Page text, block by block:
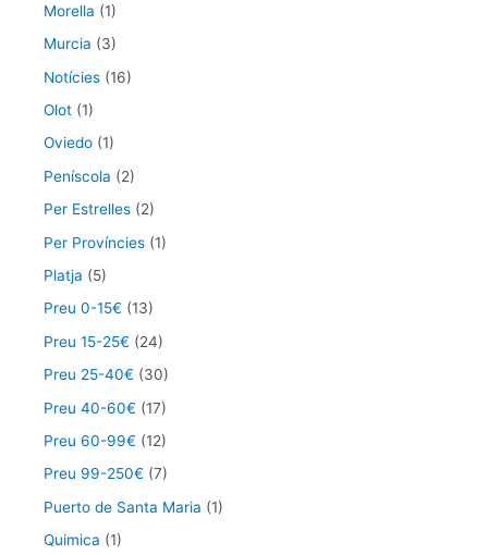
Morella (1)
Murcia (3)
Notícies (16)
Olot (1)
Oviedo (1)
Peníscola (2)
Per Estrelles (2)
Per Províncies (1)
Platja (5)
Preu 0-15€ (13)
Preu 15-25€ (24)
Preu 25-40€ (30)
Preu 40-60€ (17)
Preu 60-99€ (12)
Preu 99-250€ (7)
Puerto de Santa Maria (1)
Quimica (1)